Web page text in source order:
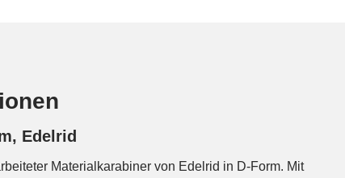
Edelrid
Materialkarabiner von Edelrid in D-Form. Mit